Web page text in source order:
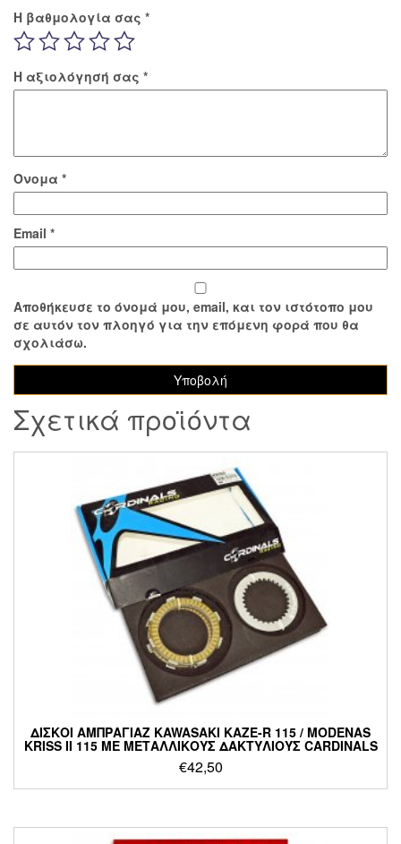
Η βαθμολογία σας *
Η αξιολόγησή σας *
Όνομα *
Email *
Αποθήκευσε το όνομά μου, email, και τον ιστότοπο μου
σε αυτόν τον πλοηγό για την επόμενη φορά που θα
σχολιάσω.
Σχετικά προϊόντα
ΔΙΣΚΟΙ ΑΜΠΡΑΓΙΑΖ KAWASAKI KAZE-R 115 / MODENAS
KRISS II 115 ΜΕ ΜΕΤΑΛΛΙΚΟΥΣ ΔΑΚΤΥΛΙΟΥΣ CARDINALS
€42,50